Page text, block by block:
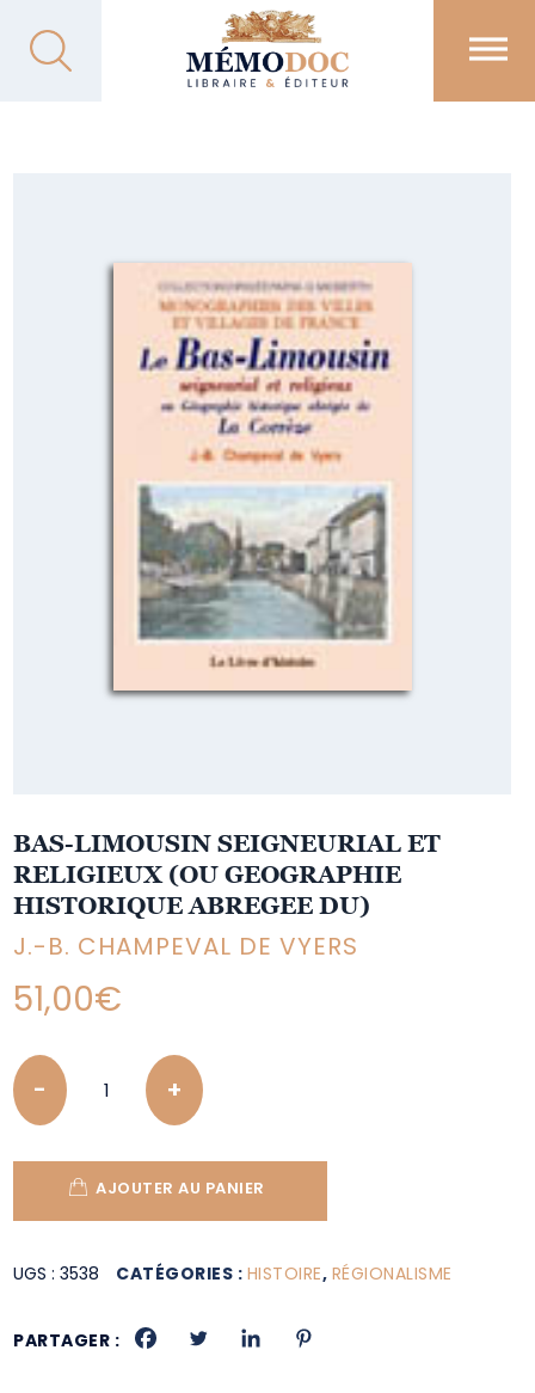
BAS-LIMOUSIN SEIGNEURIAL ET
RELIGIEUX (OU GEOGRAPHIE
HISTORIQUE ABREGEE DU)
J.-B. CHAMPEVAL DE VYERS
51,00€
Quantity
AJOUTER AU PANIER
UGS :3538 CATÉGORIES : HISTOIRE, RÉGIONALISME
PARTAGER :